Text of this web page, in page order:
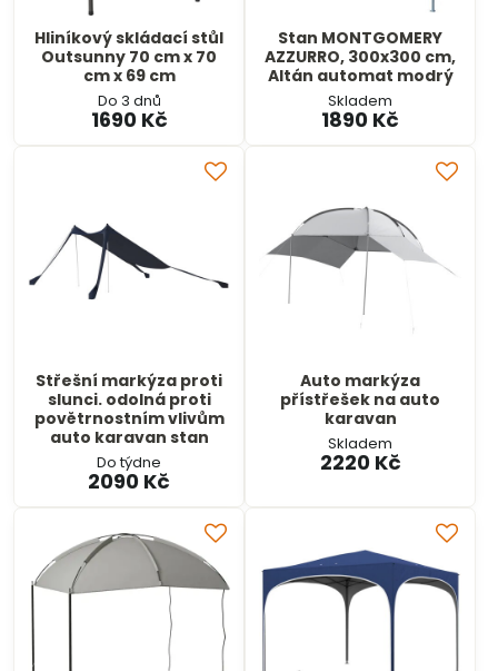
Hliníkový skládací stůl
Outsunny 70 cm x 70
cm x 69 cm
Do 3 dnů
1690 Kč
Stan MONTGOMERY
AZZURRO, 300x300 cm,
Altán automat modrý
Skladem
1890 Kč
Střešní markýza proti
slunci. odolná proti
povětrnostním vlivům
auto karavan stan
Do týdne
2090 Kč
Auto markýza
přístřešek na auto
karavan
Skladem
2220 Kč